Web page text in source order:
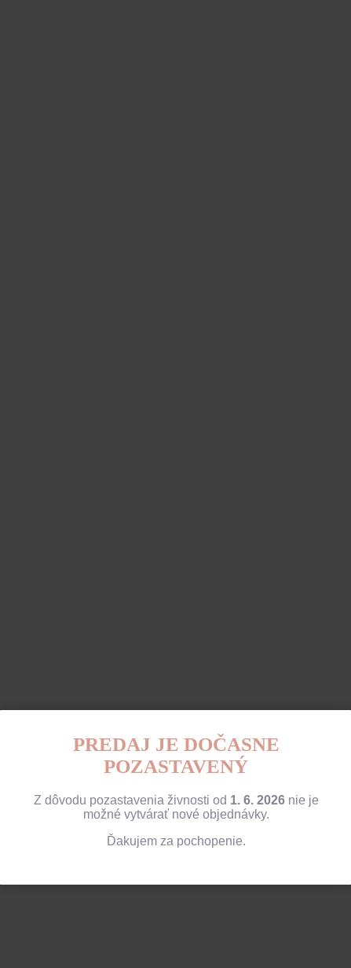
PREDAJ JE DOČASNE
POZASTAVENÝ
Z dôvodu pozastavenia živnosti od 1. 6. 2026nie je
možné vytvárať nové objednávky.
Ďakujem za pochopenie.